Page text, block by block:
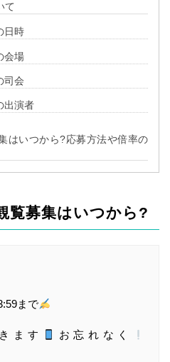
て
日時
会場
司会
出演者
はいつから?応募方法や倍率の
覧募集はいつから?
まで
ます
お忘れなく